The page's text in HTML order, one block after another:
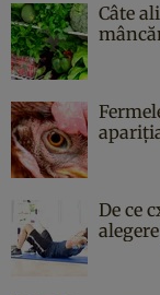
Câte
De ce